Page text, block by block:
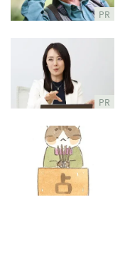
PR
PR